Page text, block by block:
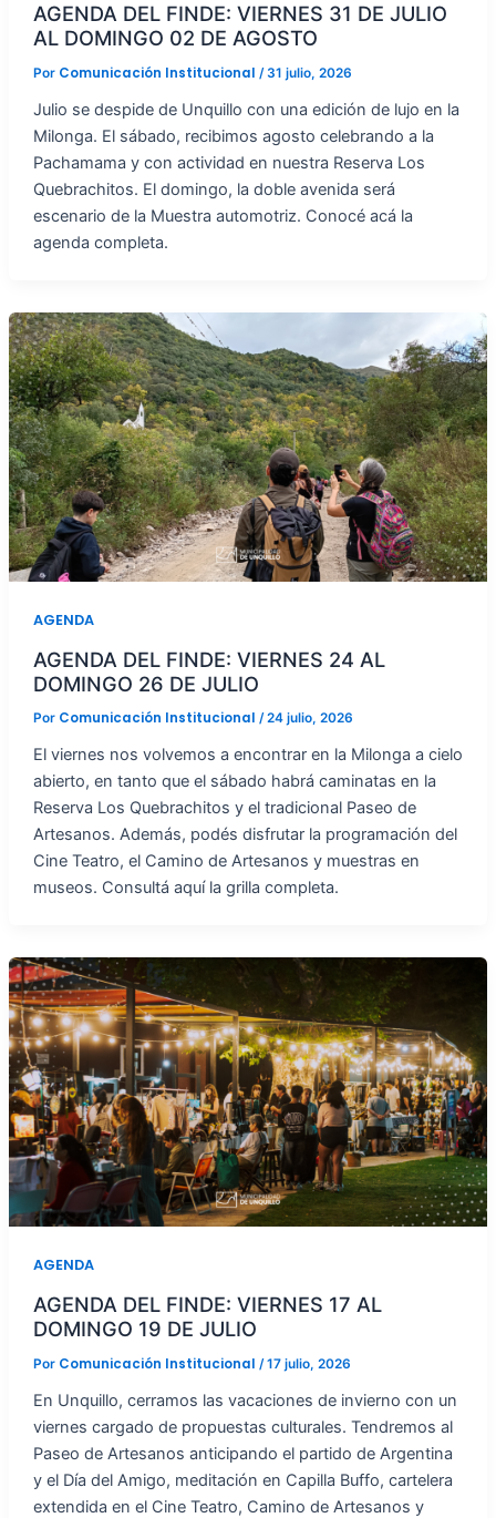
AGENDA DEL FINDE: VIERNES 31 DE JULIO
AL DOMINGO 02 DE AGOSTO
Por Comunicación Institucional /31 julio, 2026
Julio se despide de Unquillo con una edición de lujo en la
Milonga. El sábado, recibimos agosto celebrando a la
Pachamama y con actividad en nuestra Reserva Los
Quebrachitos. El domingo, la doble avenida será
escenario de la Muestra automotriz. Conocé acá la
agenda completa.
AGENDA
AGENDA DEL FINDE: VIERNES 24 AL
DOMINGO 26 DE JULIO
Por Comunicación Institucional /24 julio, 2026
El viernes nos volvemos a encontrar en la Milonga a cielo
abierto, en tanto que el sábado habrá caminatas en la
Reserva Los Quebrachitos y el tradicional Paseo de
Artesanos. Además, podés disfrutar la programación del
Cine Teatro, el Camino de Artesanos y muestras en
museos. Consultá aquí la grilla completa.
AGENDA
AGENDA DEL FINDE: VIERNES 17 AL
DOMINGO 19 DE JULIO
Por Comunicación Institucional /17 julio, 2026
En Unquillo, cerramos las vacaciones de invierno con un
viernes cargado de propuestas culturales. Tendremos al
Paseo de Artesanos anticipando el partido de Argentina
y el Día del Amigo, meditación en Capilla Buffo, cartelera
extendida en el Cine Teatro, Camino de Artesanos y